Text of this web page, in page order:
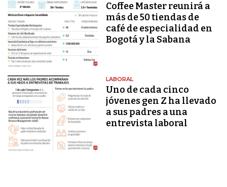
Coffee Master reunirá a
más de 50 tiendas de
café de especialidad en
Bogotá y la Sabana
LABORAL
Uno de cada cinco
jóvenes gen Z ha llevado
a sus padres a una
entrevista laboral